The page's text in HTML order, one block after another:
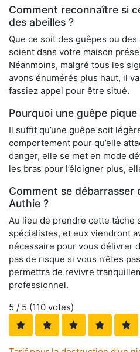
Comment reconnaître si
des abeilles ?
Que ce soit des guêpes ou des
soient dans votre maison
Néanmoins, malgré tous les
avons énumérés plus haut, il
fassiez appel pour être situé.
Pourquoi une guêpe pique
Il suffit qu’une guêpe soit
comportement pour qu’elle
danger, elle se met en mode
les bras pour l’éloigner plus,
Comment se débarrasser
Authie ?
Au lieu de prendre cette tâche
spécialistes, et eux viendront
nécessaire pour vous délivrer
pas de risque si vous n’êtes
permettra de revivre
professionnel.
5 / 5 (110 votes)